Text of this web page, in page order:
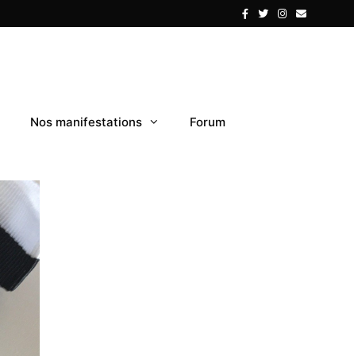
Nos manifestations Forum